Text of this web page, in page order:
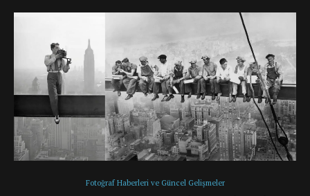
Fotoğraf Haberleri ve Güncel Gelişmeler